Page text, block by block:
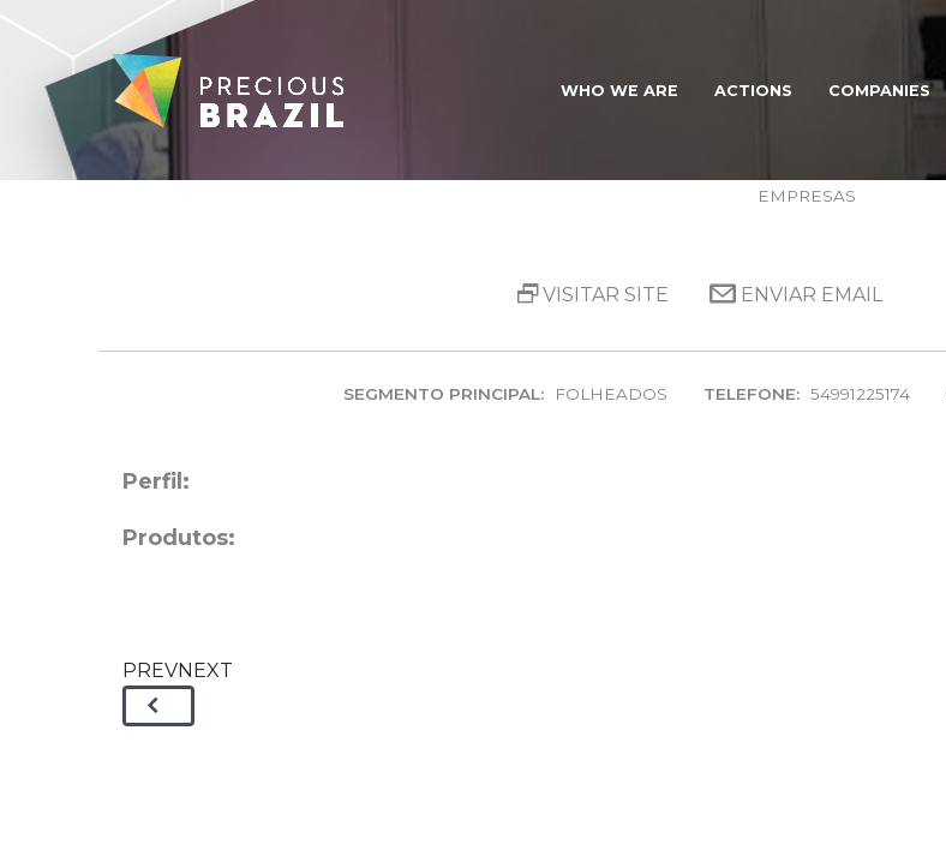
WHO WE ARE ACTIONS COMPANIES
EMPRESAS
VISITAR SITE ENVIAR EMAIL
SEGMENTO PRINCIPAL: FOLHEADOS TELEFONE: 54991225174
Perfil:
Produtos:
PREVNEXT